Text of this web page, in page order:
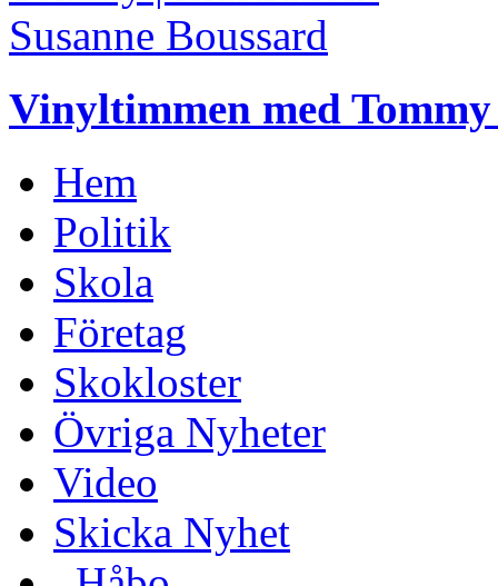
Vinyltimmen med
Hem
Politik
Skola
Företag
Skokloster
Övriga Nyheter
Video
Skicka Nyhet